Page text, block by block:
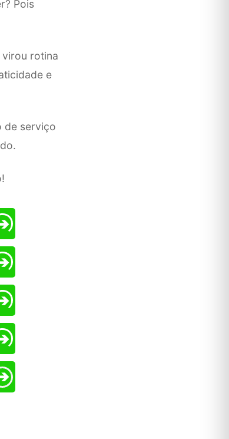
Pois
rotina
e
de serviço